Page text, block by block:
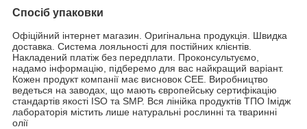
Спосіб упаковки
Офіційний інтернет магазин. Оригінальна продукція. Швидка
доставка. Система лояльності для постійних клієнтів.
Накладений платіж без передплати. Проконсультуємо,
надамо інформацію, підберемо для вас найкращий варіант.
Кожен продукт компанії має висновок СЕЕ. Виробництво
ведеться на заводах, що мають європейську сертифікацію
стандартів якості ISO та SMP. Вся лінійка продуктів ТПО Імідж
лабораторія містить лише натуральні рослинні та тваринні
олії